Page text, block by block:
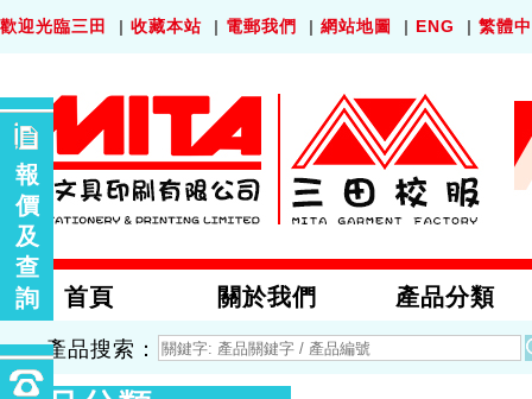
報
價
及
查
詢
歡迎光臨三田 | 收藏本站 | 電郵我們 | 網站地圖 | ENG | 繁體
首頁 關於我們 產品分類
產品搜索：